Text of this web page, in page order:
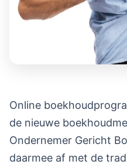
Online
de nieuwe
Ondernemer Gericht
daarmee af met de